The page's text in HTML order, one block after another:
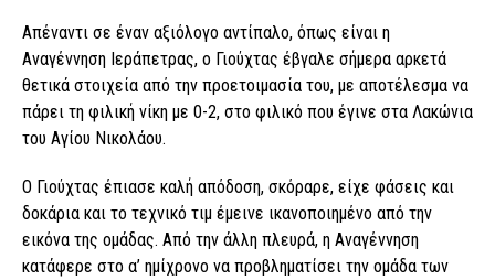
Απέναντι σε έναν αξιόλογο αντίπαλο, όπως είναι η
Αναγέννηση Ιεράπετρας, ο Γιούχτας έβγαλε σήμερα αρκετά
θετικά στοιχεία από την προετοιμασία του, με αποτέλεσμα να
πάρει τη φιλική νίκη με 0-2, στο φιλικό που έγινε στα Λακώνια
του Αγίου Νικολάου.
O Γιούχτας έπιασε καλή απόδοση, σκόραρε, είχε φάσεις και
δοκάρια και το τεχνικό τιμ έμεινε ικανοποιημένο από την
εικόνα της ομάδας. Από την άλλη πλευρά, η Αναγέννηση
κατάφερε στο α’ ημίχρονο να προβληματίσει την ομάδα των